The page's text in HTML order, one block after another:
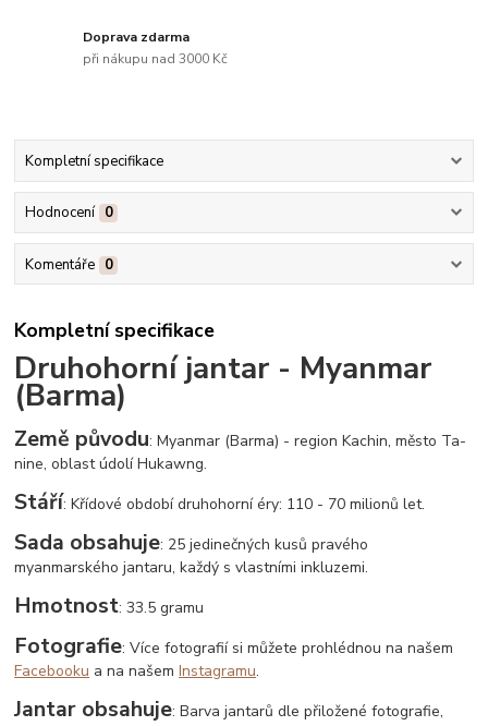
Doprava zdarma
při nákupu nad 3000 Kč
Kompletní specifikace
Hodnocení 0
Komentáře 0
Kompletní specifikace
Druhohorní jantar - Myanmar
(Barma)
Země původu: Myanmar (Barma) - region Kachin, město Ta-
nine, oblast údolí Hukawng.
Stáří: Křídové období druhohorní éry: 110 - 70 milionů let.
Sada obsahuje: 25 jedinečných kusů pravého
myanmarského jantaru, každý s vlastními inkluzemi.
Hmotnost: 33.5 gramu
Fotografie: Více fotografií si můžete prohlédnou na našem
Facebooku a na našemInstagramu.
Jantar obsahuje: Barva jantarů dle přiložené fotografie,